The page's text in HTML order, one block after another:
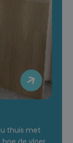

thuis met